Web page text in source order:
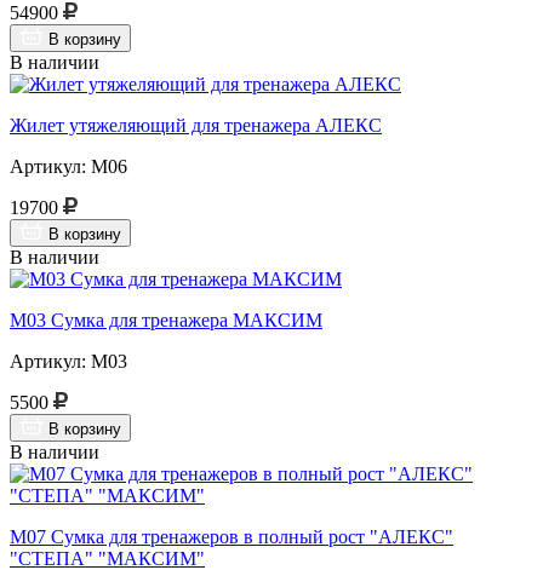
54900
В корзину
В наличии
Жилет утяжеляющий для тренажера АЛЕКС
Артикул: М06
19700
В корзину
В наличии
М03 Сумка для тренажера МАКСИМ
Артикул: М03
5500
В корзину
В наличии
М07 Сумка для тренажеров в полный рост "АЛЕКС"
"СТЕПА" "МАКСИМ"